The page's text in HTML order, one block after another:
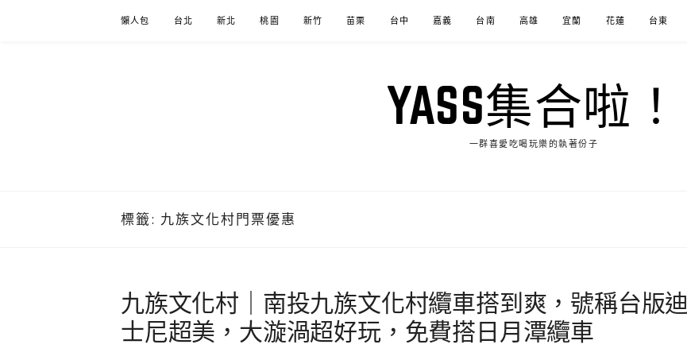
懶人包 台北 新北 桃園 新竹 苗栗 台中 嘉義 台南 高雄 宜蘭 花蓮 台東
YASS集合啦！
一群喜愛吃喝玩樂的執著份子
標籤: 九族文化村門票優惠
九族文化村｜南投九族文化村纜車搭到爽，號稱台版迪
士尼超美，大漩渦超好玩，免費搭日月潭纜車